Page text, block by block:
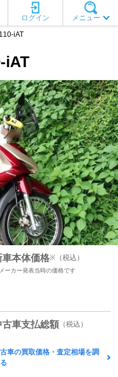
メニュー
ログイン
iAT
iAT
車本体価格※ （税込）
ーカー発表当時の価格です
古車支払総額 （税込）
車の買取価格・査定相場を調